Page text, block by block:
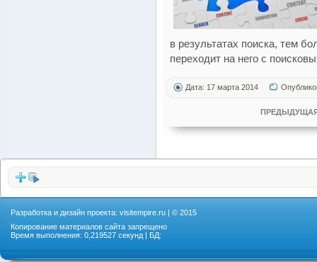
в результатах поиска, тем
переходит на него с
Дата: 17 марта 2014
Разработка и дизайн проекта: visitempire.ru | © 2015
Копирование материалов сайта запрещено
Время выполнения: 0,219527 секунд | БД: